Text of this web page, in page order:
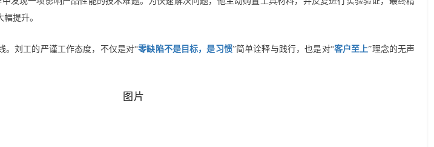
提升。
。刘工的严谨工作态度， 不仅是对“零缺陷不是目标，是习惯”简单诠释与践行，也是对“客户至上”理念的无声